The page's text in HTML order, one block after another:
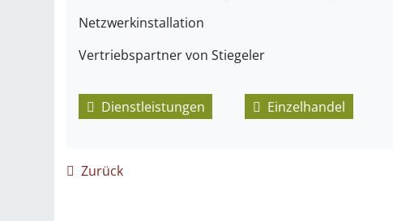
Netzwerkinstallation
Vertriebspartner von Stiegeler
Dienstleistungen Einzelhandel
Zurück